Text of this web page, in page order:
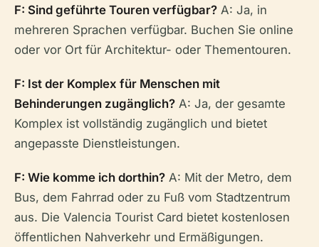
F: Sind geführte Touren verfügbar? A: Ja, in
mehreren Sprachen verfügbar. Buchen Sie online
oder vor Ort für Architektur- oder Thementouren.
F: Ist der Komplex für Menschen mit
Behinderungen zugänglich? A: Ja, der gesamte
Komplex ist vollständig zugänglich und bietet
angepasste Dienstleistungen.
F: Wie komme ich dorthin? A: Mit der Metro, dem
Bus, dem Fahrrad oder zu Fuß vom Stadtzentrum
aus. Die Valencia Tourist Card bietet kostenlosen
öffentlichen Nahverkehr und Ermäßigungen.